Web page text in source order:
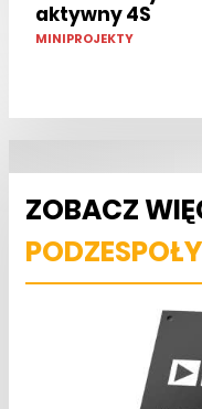
aktywny 4S
MINIPROJEKTY
ZOBACZ
PODZESPOŁY